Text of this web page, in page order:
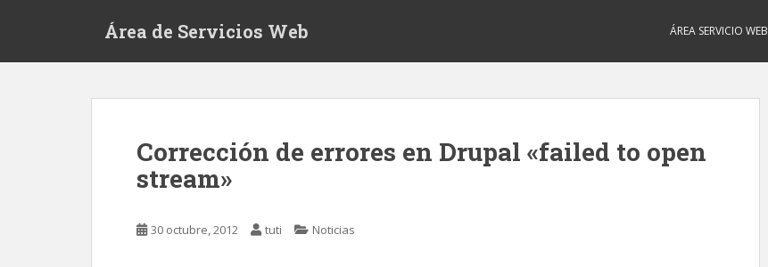
Área de Servicios Web ÁREA SERVICIO WEB
Corrección de errores en Drupal «failed to open
stream»
30 octubre, 2012 tuti Noticias